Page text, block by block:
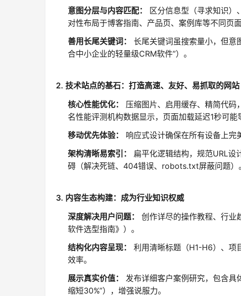
意图分层与内容匹配：
区分信息型（寻求知识
对性布局于博客指南、产品页、案例库等不同页面
善用长尾关键词：
长尾关键词虽搜索量小，但意
合中小企业的轻量级CRM软件”）。
2. 技术站点的基石：打造高速、友好、易抓取的网站
核心性能优化：
压缩图片、启用缓存、精简代
名性能评测机构数据显示，页面加载延迟1秒可能
移动优先体验：
响应式设计确保在所有设备上完
架构清晰易索引：
扁平化逻辑结构，规范URL设
碍（解决死链、404错误、robots.txt屏蔽问题）
3. 内容生态构建：成为行业知识权威
深度解决用户问题：
创作详尽的操作教程、行业
软件选型指南》）。
结构化内容呈现：
利用清晰标题（H1-H6）、项
效率。
展示真实价值：
发布详细客户案例研究，包含具
缩短30%”），增强说服力。